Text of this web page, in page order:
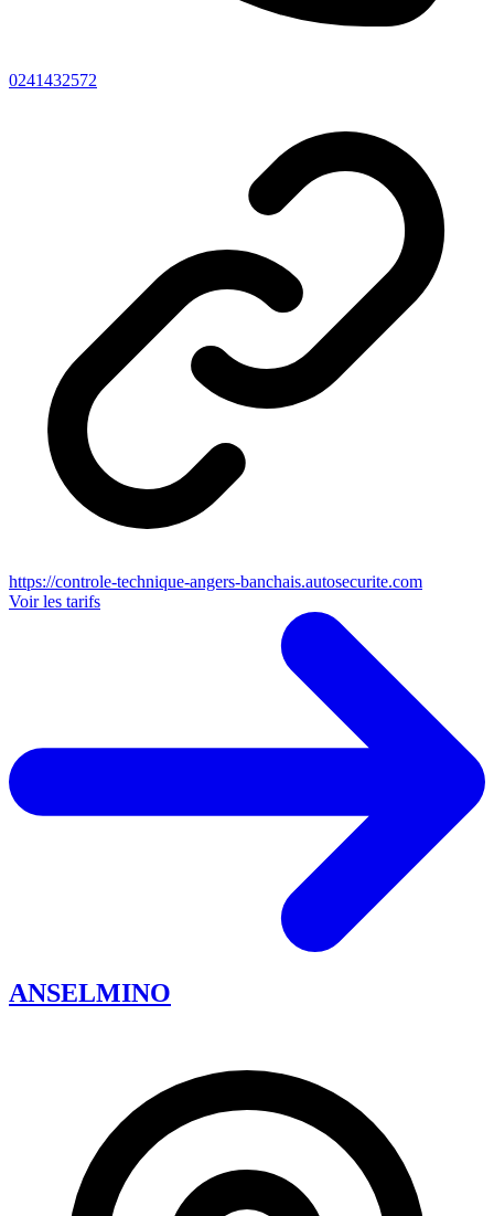
0241432572
https://controle-technique-angers-banchais.autosecurite.com
Voir les tarifs
ANSELMINO